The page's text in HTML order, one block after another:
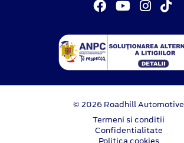
© 2026 Roadhill Automotive
Termeni si conditii
Confidentialitate